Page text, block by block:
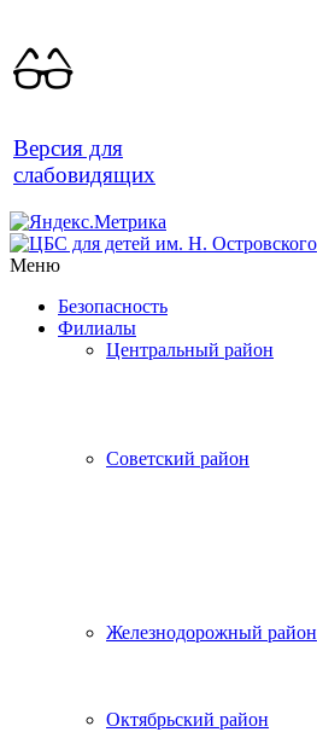
Версия для
слабовидящих
Меню
Безопасность
Филиалы
Центральный район
Советский район
Железнодорожный район
Октябрьский район